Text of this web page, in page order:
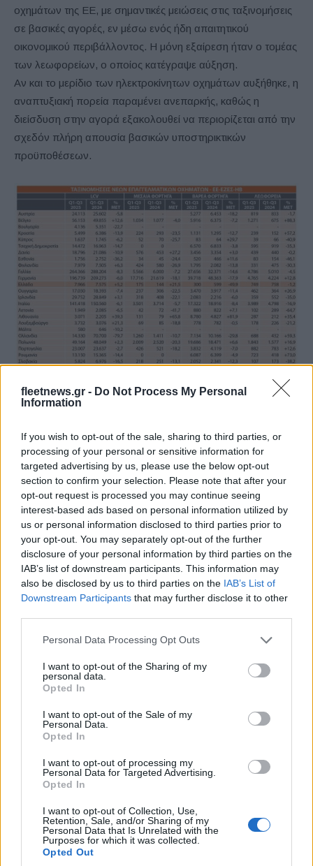
fleetnews.gr - Do Not Process My Personal
Information
If you wish to opt-out of the sale, sharing to third parties, or
processing of your personal or sensitive information for
targeted advertising by us, please use the below opt-out
section to confirm your selection. Please note that after your
opt-out request is processed you may continue seeing
interest-based ads based on personal information utilized by
us or personal information disclosed to third parties prior to
your opt-out. You may separately opt-out of the further
disclosure of your personal information by third parties on the
IAB’s list of downstream participants. This information may
also be disclosed by us to third parties on the IAB’s List of
Downstream Participants that may further disclose it to other
Please note that this website/app uses one or more Google
not limited to your visit or usage behaviour. You may click to
grant or deny consent to Google and its third-party tags to
use your data for below specified purposes in below Google
consent section.
Personal Data Processing Opt Outs
I want to opt-out of the Sharing of my
personal data.
Opted In
I want to opt-out of the Sale of my
Personal Data.
Opted In
I want to opt-out of processing my
Personal Data for Targeted Advertising.
Opted In
I want to opt-out of Collection, Use,
Retention, Sale, and/or Sharing of my
Personal Data that Is Unrelated with the
Purposes for which it was collected.
Opted Out
οχημάτων της ΕΕ, με σημαντικές μειώσεις στις ταξινομήσεις
σε βασικές αγορές, εν μέσω ενός ήδη απαιτητικού
οικονομικού περιβάλλοντος. Η μόνη εξαίρεση ήταν ο τομέας
των λεωφορείων, ο οποίος κατέγραψε αύξηση.
Αν και το μερίδιο των ηλεκτροκίνητων οχημάτων αυξήθηκε, η
αναπτυξιακή πορεία παραμένει ανεπαρκής, καθώς η
διείσδυση στην αγορά εξακολουθεί να περιορίζεται από την
σχεδόν πλήρη απουσία βασικών υποστηρικτικών
προϋποθέσεων.
Van:Οι νέες ταξινομήσεις van στην ΕΕ μειώθηκαν κατά
8,2%, με τις τρεις μεγαλύτερες αγορές να συμβάλλουν στη
συνολική πτώση.
ΗΓαλλίασημείωσε τη μεγαλύτερη μείωση με-8,3%,
ακολουθούμενη από τηνΙταλία( -6,1%) και τη Γερμανία
-6%). Αντίθετα, η Ισπανία παρουσίασε άνοδο στις
ταξινομήσεις κατά13,3%.